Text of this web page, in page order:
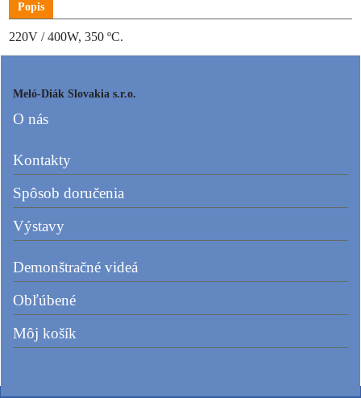
Popis
220V / 400W, 350 ºC.
Meló-Diák Slovakia s.r.o.
O nás
Kontakty
Spôsob doručenia
Výstavy
Demonštračné videá
Obľúbené
Môj košík